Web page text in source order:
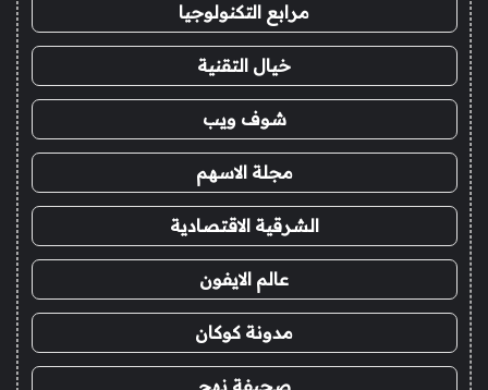
مرابع التكنولوجيا
خيال التقنية
شوف ويب
مجلة الاسهم
الشرقية الاقتصادية
عالم الايفون
مدونة كوكان